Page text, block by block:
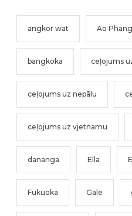
angkor wat Ao
bangkoka ceļojums
ceļojums uz nepālu
ceļojums uz vjetnamu
dananga Ella
Fukuoka Gale